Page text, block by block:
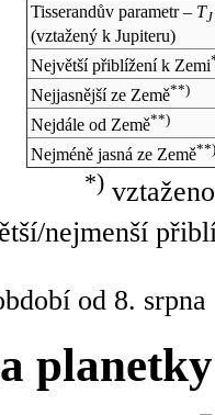
Tisserandův parametr – TJ
(vztažený k Jupiteru)
Největší přiblížení k Zemi
Nejjasnější ze Země**)
Nejdále od Země**)
Nejméně jasná ze Země**)
*)
nejmenší
od 8.